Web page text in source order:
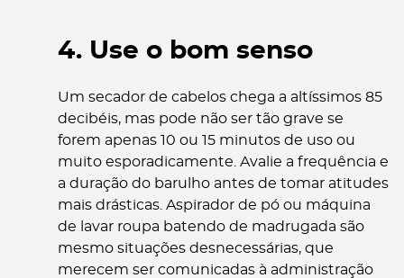
4. Use o bom senso
Um secador de cabelos chega a altíssimos 85
decibéis, mas pode não ser tão grave se
forem apenas 10 ou 15 minutos de uso ou
muito esporadicamente. Avalie a frequência e
a duração do barulho antes de tomar atitudes
mais drásticas. Aspirador de pó ou máquina
de lavar roupa batendo de madrugada são
mesmo situações desnecessárias, que
merecem ser comunicadas à administração